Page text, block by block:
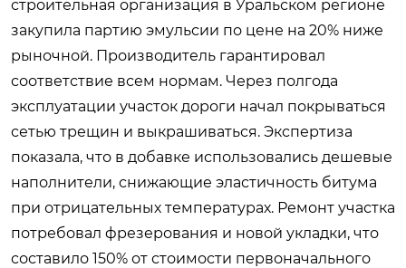
строительная организация в Уральском регионе
закупила партию эмульсии по цене на 20% ниже
рыночной. Производитель гарантировал
соответствие всем нормам. Через полгода
эксплуатации участок дороги начал покрываться
сетью трещин и выкрашиваться. Экспертиза
показала, что в добавке использовались дешевые
наполнители, снижающие эластичность битума
при отрицательных температурах. Ремонт участка
потребовал фрезерования и новой укладки, что
составило 150% от стоимости первоначального